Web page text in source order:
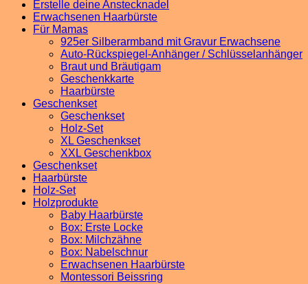
Erstelle deine Anstecknadel
Erwachsenen Haarbürste
Für Mamas
925er Silberarmband mit Gravur Erwachsene
Auto-Rückspiegel-Anhänger / Schlüsselanhänger
Braut und Bräutigam
Geschenkkarte
Haarbürste
Geschenkset
Geschenkset
Holz-Set
XL Geschenkset
XXL Geschenkbox
Geschenkset
Haarbürste
Holz-Set
Holzprodukte
Baby Haarbürste
Box: Erste Locke
Box: Milchzähne
Box: Nabelschnur
Erwachsenen Haarbürste
Montessori Beissring